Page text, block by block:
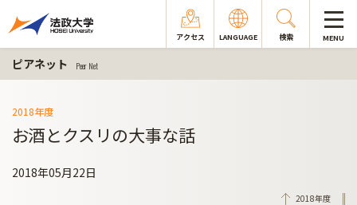
アクセス LANGUAGE 検索 MENU
ピアネット Peer Net
2018年度
お酒とクスリの大事な話
2018年05月22日
2018年度